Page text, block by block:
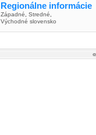
Regionálne informácie
Západné Stredné
Východné slovensko